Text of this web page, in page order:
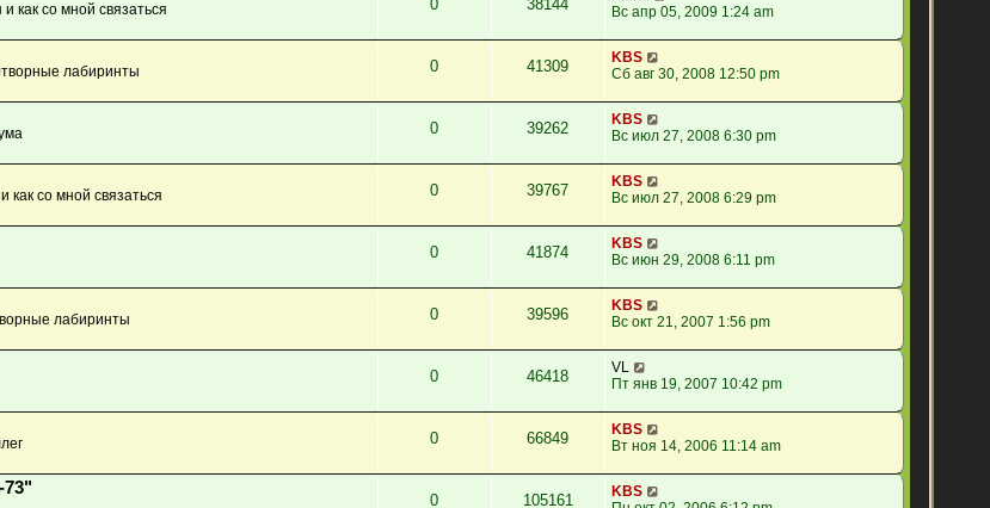
как со мной связаться 0 38144
Вс апр 05, 2009 1:24 am
лабиринты 0 41309
KBS
Сб авг 30, 2008 12:50 pm
0 39262
KBS
Вс июл 27, 2008 6:30 pm
как со мной связаться 0 39767
KBS
Вс июл 27, 2008 6:29 pm
0 41874
KBS
Вс июн 29, 2008 6:11 pm
лабиринты 0 39596
KBS
Вс окт 21, 2007 1:56 pm
0 46418
VL
Пт янв 19, 2007 10:42 pm
0 66849
KBS
Вт ноя 14, 2006 11:14 am
73"
0 105161
KBS